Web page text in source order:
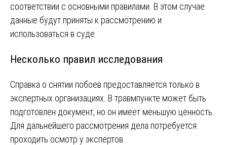
соответствии с основными правилами. В этом случае
данные будут приняты к рассмотрению и
использоваться в суде.
Несколько правил исследования
Справка о снятии побоев предоставляется только в
экспертных организациях. В травмпункте может быть
подготовлен документ, но он имеет меньшую ценность.
Для дальнейшего рассмотрения дела потребуется
проходить осмотр у экспертов.